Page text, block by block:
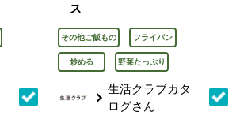
ス
その他ご飯もの フライパン
炒める 野菜たっぷり
生活クラブカタ
ログさん